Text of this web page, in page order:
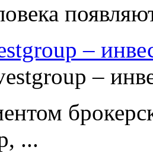
–
...